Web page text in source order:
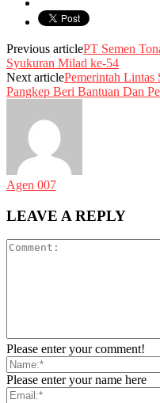
Previous articlePT Semen
Syukuran Milad ke-54
Next articlePemerintah Lintas
Pangkep Beri Bantuan Dan
Agen 007
LEAVE A REPLY
Please enter your comment!
Please enter your name here